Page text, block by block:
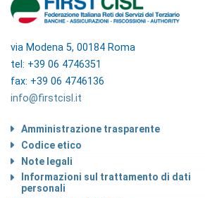
via Modena 5, 00184 Roma
tel: +39 06 4746351
fax: +39 06 4746136
info@firstcisl.it
Amministrazione trasparente
Codice etico
Note legali
Informazioni sul trattamento di dati
personali